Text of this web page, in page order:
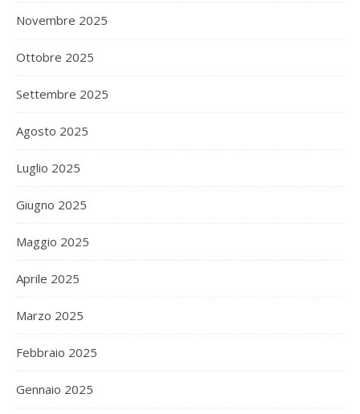
Novembre 2025
Ottobre 2025
Settembre 2025
Agosto 2025
Luglio 2025
Giugno 2025
Maggio 2025
Aprile 2025
Marzo 2025
Febbraio 2025
Gennaio 2025